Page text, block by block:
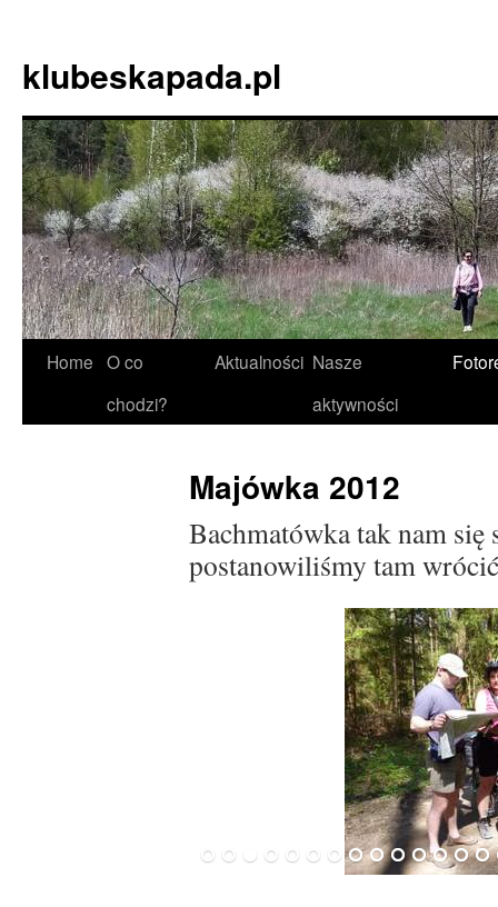
content
klubeskapada.pl
Home O co
chodzi?
Aktualności Nasze
aktywności
Majówka 2012
Bachmatówka tak nam się
postanowiliśmy tam